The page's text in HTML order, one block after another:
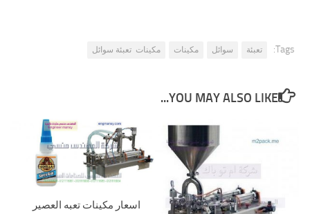
Tags: تعبئة سوائل مكينات مكينات تعبئة سوائل
YOU MAY ALSO LIKE...
اسعار مكينات تعبه العصير